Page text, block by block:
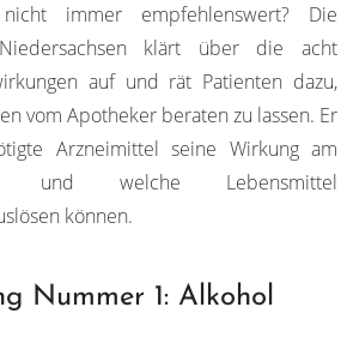
nicht immer empfehlenswert? Die
klärt über die acht
auf und rät Patienten dazu,
vom Apotheker beraten zu lassen. Er
Arzneimittel seine Wirkung am
und welche Lebensmittel
können.
Nummer 1: Alkohol